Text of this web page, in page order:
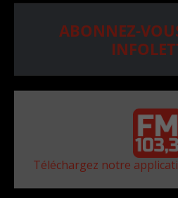
ABONNEZ-
Téléchargez notre